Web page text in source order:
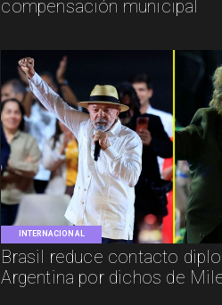
compensación municipal
INTERNACIONAL
Brasil reduce contacto
Argentina por dichos de